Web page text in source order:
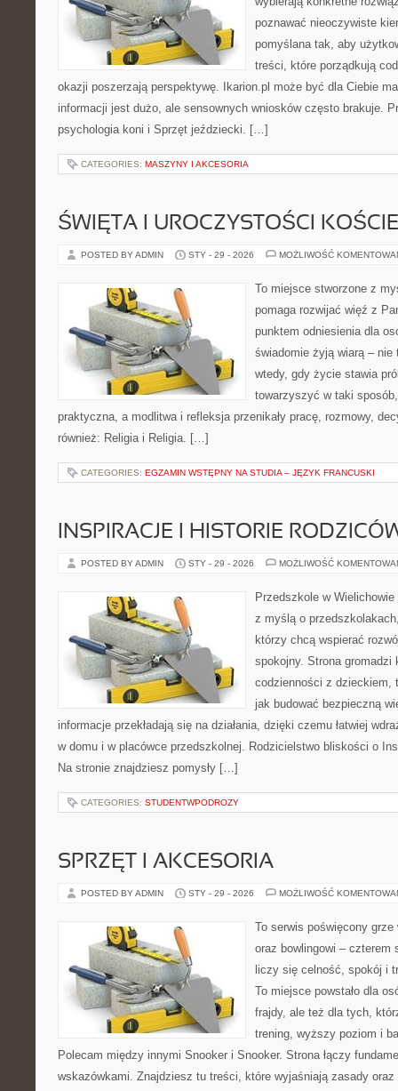
poznawać nieoczywiste
pomyślana tak, aby
treści, które porządkują
okazji poszerzają perspektywę. Ikarion.pl może być dla Ciebie
informacji jest dużo, ale sensownych wniosków często brakuje.
psychologia koni i Sprzęt jeździecki. […]
CATEGORIES: MASZYNY I AKCESORIA
ŚWIĘTA I UROCZYSTOŚCI
POSTED BY ADMIN STY - 29 - 2026 MOŻLIWOŚĆ
To miejsce stworzone z
pomaga rozwijać więź z
punktem odniesienia dla
świadomie żyją wiarą –
wtedy, gdy życie stawia
towarzyszyć w taki
praktyczna, a modlitwa i refleksja przenikały pracę, rozmowy,
również: Religia i Religia. […]
CATEGORIES: EGZAMIN WSTĘPNY NA STUDIA – JĘZYK FRANCUSKI
INSPIRACJE I HISTORIE
POSTED BY ADMIN STY - 29 - 2026 MOŻLIWOŚĆ
Przedszkole w
z myślą o
którzy chcą wspierać
spokojny. Strona gromadzi
codzienności z dzieckiem,
jak budować bezpieczną
informacje przekładają się na działania, dzięki czemu łatwiej
w domu i w placówce przedszkolnej. Rodzicielstwo bliskości o
Na stronie znajdziesz pomysły […]
CATEGORIES: STUDENTWPODROZY
SPRZĘT I AKCESORIA
POSTED BY ADMIN STY - 29 - 2026 MOŻLIWOŚĆ
To serwis poświęcony
oraz bowlingowi – czterem
liczy się celność, spokój i
To miejsce powstało dla
frajdy, ale też dla tych,
trening, wyższy poziom i
Polecam między innymi Snooker i Snooker. Strona łączy
wskazówkami. Znajdziesz tu treści, które wyjaśniają zasady